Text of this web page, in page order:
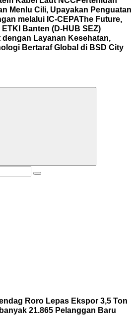
Menlu Cili, Upayakan Penguatan
melalui IC-CEPAThe Future,
Banten (D-HUB SEZ)
dengan Layanan Kesehatan,
Bertaraf Global di BSD City
Roro Lepas Ekspor 3,5 Ton
21.865 Pelanggan Baru